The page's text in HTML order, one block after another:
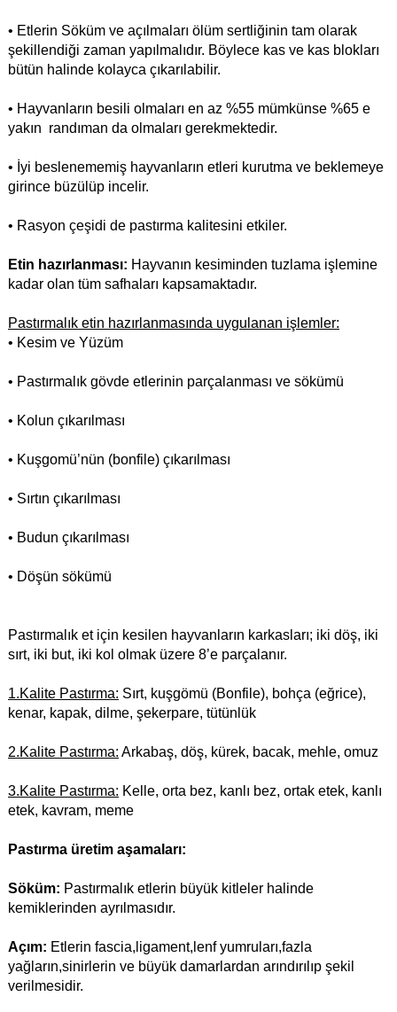
• Etlerin Söküm ve açılmaları ölüm sertliğinin tam olarak
şekillendiği zaman yapılmalıdır. Böylece kas ve kas blokları
bütün halinde kolayca çıkarılabilir.
• Hayvanların besili olmaları en az %55 mümkünse %65 e
yakın randıman da olmaları gerekmektedir.
• İyi beslenememiş hayvanların etleri kurutma ve beklemeye
girince büzülüp incelir.
• Rasyon çeşidi de pastırma kalitesini etkiler.
Etin hazırlanması: Hayvanın kesiminden tuzlama işlemine
kadar olan tüm safhaları kapsamaktadır.
Pastırmalık etin hazırlanmasında uygulanan işlemler:
• Kesim ve Yüzüm
• Pastırmalık gövde etlerinin parçalanması ve sökümü
• Kolun çıkarılması
• Kuşgomü’nün (bonfile) çıkarılması
• Sırtın çıkarılması
• Budun çıkarılması
• Döşün sökümü
Pastırmalık et için kesilen hayvanların karkasları; iki döş, iki
sırt, iki but, iki kol olmak üzere 8’e parçalanır.
1.Kalite Pastırma: Sırt, kuşgömü (Bonfile), bohça (eğrice),
kenar, kapak, dilme, şekerpare, tütünlük
2.Kalite Pastırma: Arkabaş, döş, kürek, bacak, mehle, omuz
3.Kalite Pastırma: Kelle, orta bez, kanlı bez, ortak etek, kanlı
etek, kavram, meme
Pastırma üretim aşamaları:
Söküm: Pastırmalık etlerin büyük kitleler halinde
kemiklerinden ayrılmasıdır.
Açım: Etlerin fascia,ligament,lenf yumruları,fazla
yağların,sinirlerin ve büyük damarlardan arındırılıp şekil
verilmesidir.